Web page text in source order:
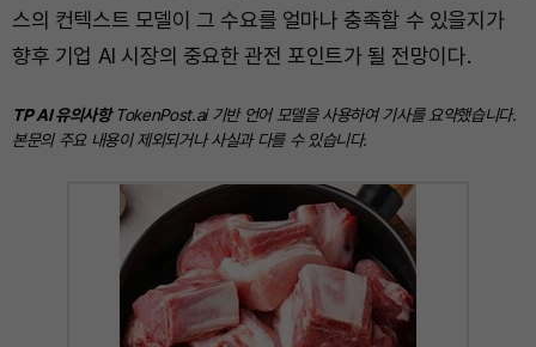
스의 컨텍스트 모델이 그 수요를 얼마나 충족할 수 있을지가
향후 기업 AI 시장의 중요한 관전 포인트가 될 전망이다.
TP AI 유의사항TokenPost.ai 기반 언어 모델을 사용하여 기사를 요약했습니다.
본문의 주요 내용이 제외되거나 사실과 다를 수 있습니다.